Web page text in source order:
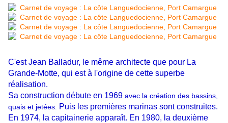
C'est Jean Balladur, le même architecte que pour La
Grande-Motte, qui est à l'origine de cette superbe
réalisation.
Sa construction débute en 1969 avec la création des bassins,
quais et jetées. Puis les premières marinas sont construites.
En 1974, la capitainerie apparaît. En 1980, la deuxième